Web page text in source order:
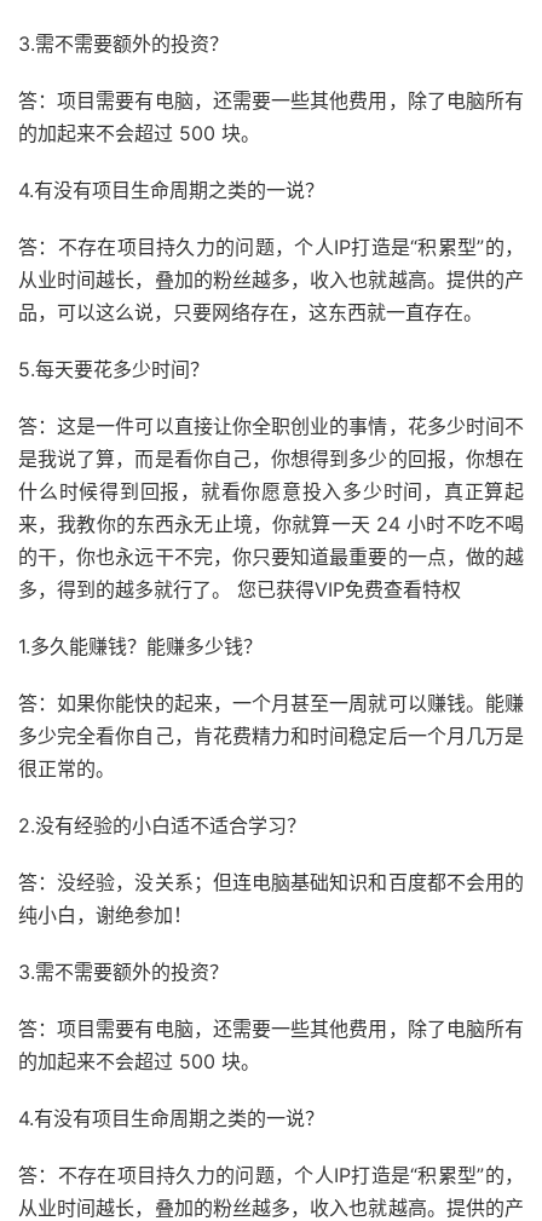
3.需不需要额外的投资？
答：项目需要有电脑，还需要一些其他费用，除了电脑所有
的加起来不会超过 500 块。
4.有没有项目生命周期之类的一说？
答：不存在项目持久力的问题，个人IP打造是“积累型”的，
从业时间越长，叠加的粉丝越多，收入也就越高。提供的产
品，可以这么说，只要网络存在，这东西就一直存在。
5.每天要花多少时间？
答：这是一件可以直接让你全职创业的事情，花多少时间不
是我说了算，而是看你自己，你想得到多少的回报，你想在
什么时候得到回报，就看你愿意投入多少时间，真正算起
来，我教你的东西永无止境，你就算一天 24 小时不吃不喝
的干，你也永远干不完，你只要知道最重要的一点，做的越
多，得到的越多就行了。 您已获得VIP免费查看特权
1.多久能赚钱？能赚多少钱？
答：如果你能快的起来，一个月甚至一周就可以赚钱。能赚
多少完全看你自己，肯花费精力和时间稳定后一个月几万是
很正常的。
2.没有经验的小白适不适合学习？
答：没经验，没关系；但连电脑基础知识和百度都不会用的
纯小白，谢绝参加！
3.需不需要额外的投资？
答：项目需要有电脑，还需要一些其他费用，除了电脑所有
的加起来不会超过 500 块。
4.有没有项目生命周期之类的一说？
答：不存在项目持久力的问题，个人IP打造是“积累型”的，
从业时间越长，叠加的粉丝越多，收入也就越高。提供的产